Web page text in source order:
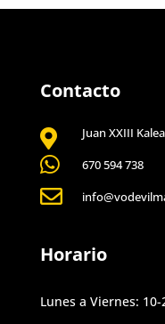
Contacto
 Juan XXIII
 670 594 738

Horario
Lunes a Viernes: 10-